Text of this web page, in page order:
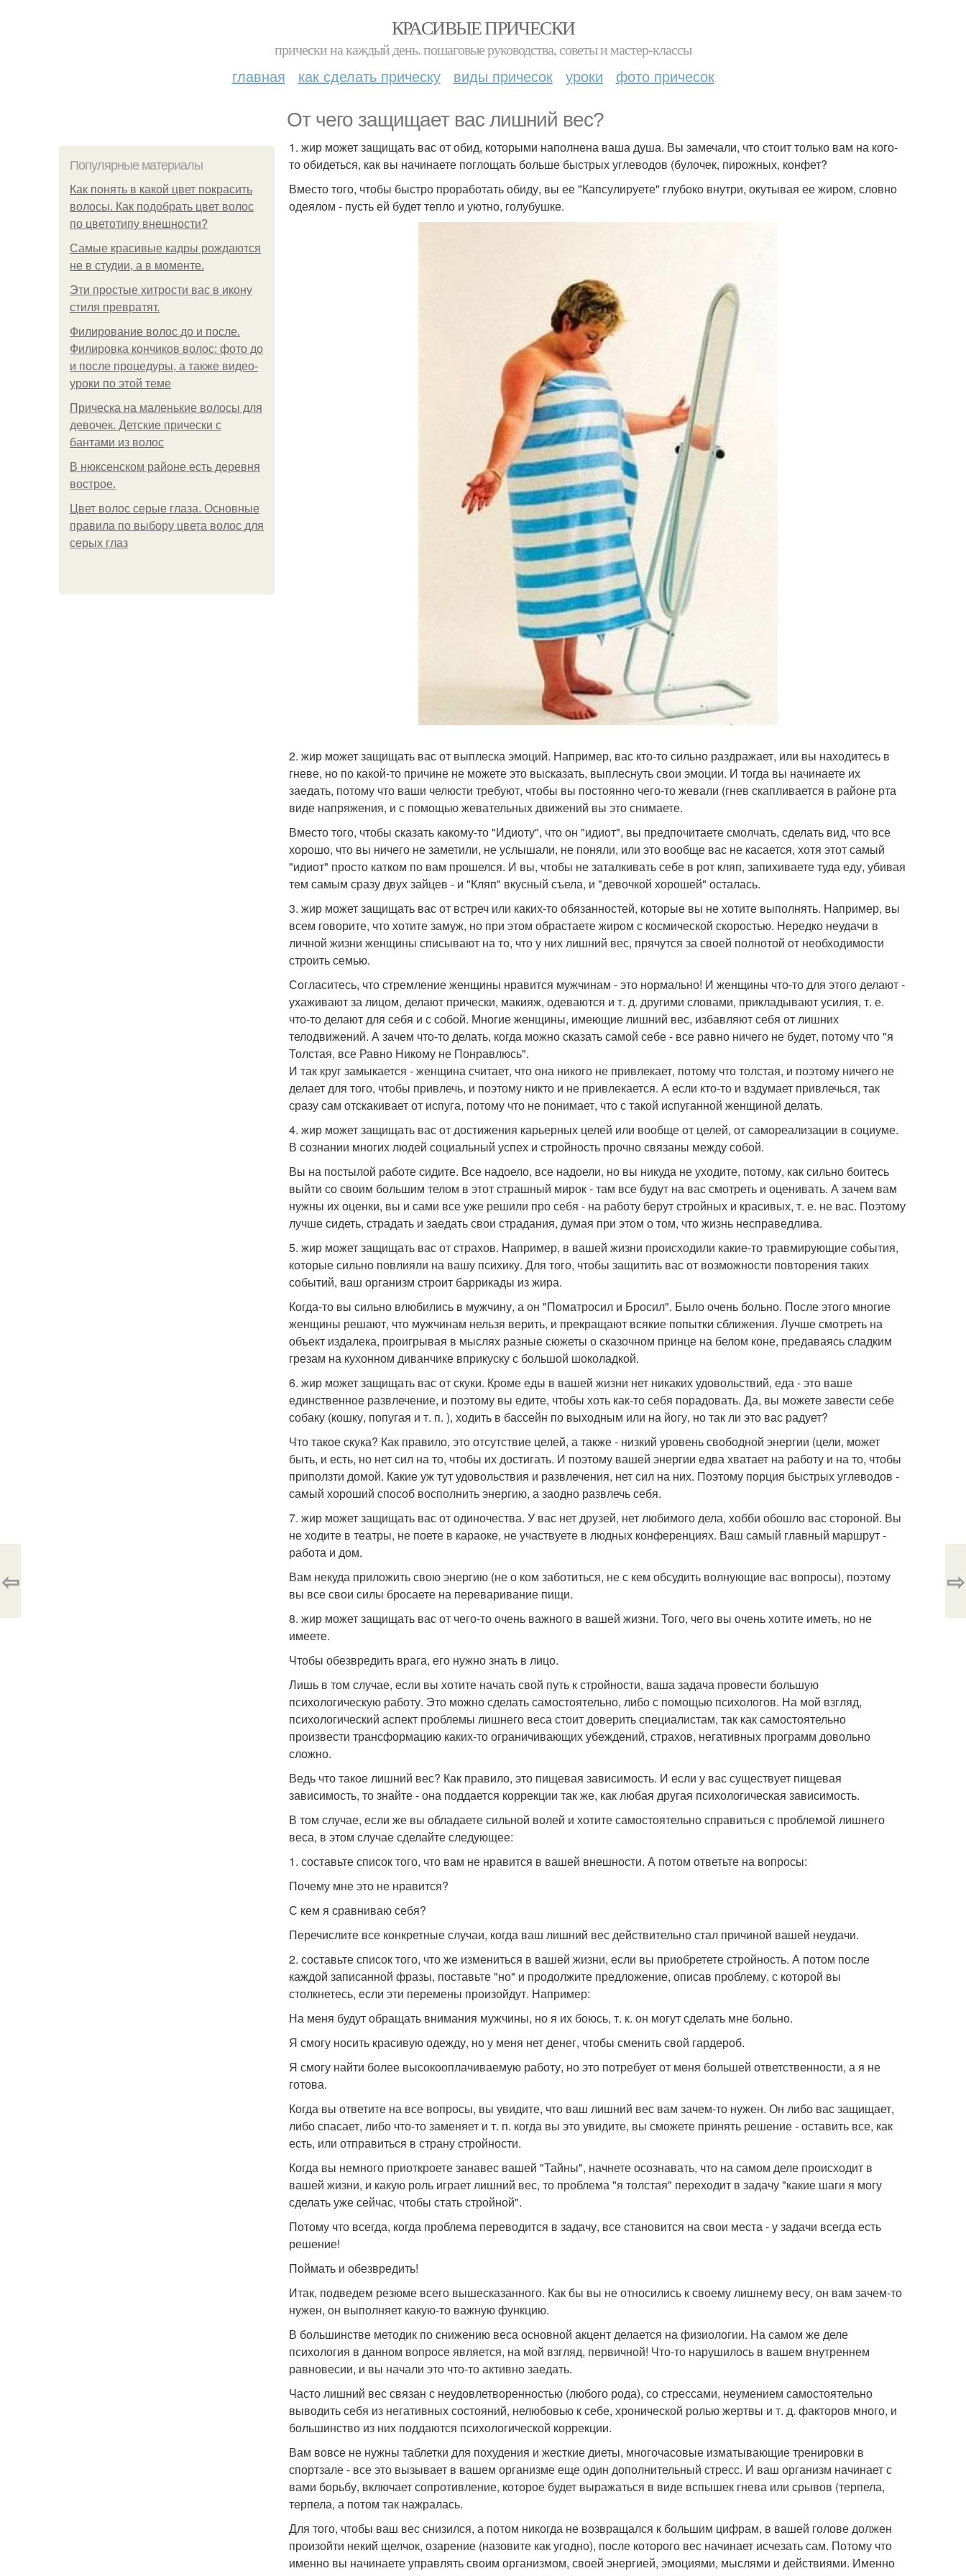
КРАСИВЫЕ ПРИЧЕСКИ
прически на каждый день. пошаговые руководства, советы и мастер-классы
главная как сделать прическу виды причесок уроки фото причесок
От чего защищает вас лишний вес?
Популярные материалы
Как понять в какой цвет покрасить
волосы. Как подобрать цвет волос
по цветотипу внешности?
Самые красивые кадры рождаются
не в студии, а в моменте.
Эти простые хитрости вас в икону
стиля превратят.
Филирование волос до и после.
Филировка кончиков волос: фото до
и после процедуры, а также видео-
уроки по этой теме
Прическа на маленькие волосы для
девочек. Детские прически с
бантами из волос
В нюксенском районе есть деревня
вострое.
Цвет волос серые глаза. Основные
правила по выбору цвета волос для
серых глаз
1. жир может защищать вас от обид, которыми наполнена ваша душа. Вы замечали, что стоит только вам на кого-
то обидеться, как вы начинаете поглощать больше быстрых углеводов (булочек, пирожных, конфет?
Вместо того, чтобы быстро проработать обиду, вы ее "Капсулируете" глубоко внутри, окутывая ее жиром, словно
одеялом - пусть ей будет тепло и уютно, голубушке.
2. жир может защищать вас от выплеска эмоций. Например, вас кто-то сильно раздражает, или вы находитесь в
гневе, но по какой-то причине не можете это высказать, выплеснуть свои эмоции. И тогда вы начинаете их
заедать, потому что ваши челюсти требуют, чтобы вы постоянно чего-то жевали (гнев скапливается в районе рта
виде напряжения, и с помощью жевательных движений вы это снимаете.
Вместо того, чтобы сказать какому-то "Идиоту", что он "идиот", вы предпочитаете смолчать, сделать вид, что все
хорошо, что вы ничего не заметили, не услышали, не поняли, или это вообще вас не касается, хотя этот самый
"идиот" просто катком по вам прошелся. И вы, чтобы не заталкивать себе в рот кляп, запихиваете туда еду, убивая
тем самым сразу двух зайцев - и "Кляп" вкусный съела, и "девочкой хорошей" осталась.
3. жир может защищать вас от встреч или каких-то обязанностей, которые вы не хотите выполнять. Например, вы
всем говорите, что хотите замуж, но при этом обрастаете жиром с космической скоростью. Нередко неудачи в
личной жизни женщины списывают на то, что у них лишний вес, прячутся за своей полнотой от необходимости
строить семью.
Согласитесь, что стремление женщины нравится мужчинам - это нормально! И женщины что-то для этого делают -
ухаживают за лицом, делают прически, макияж, одеваются и т. д. другими словами, прикладывают усилия, т. е.
что-то делают для себя и с собой. Многие женщины, имеющие лишний вес, избавляют себя от лишних
телодвижений. А зачем что-то делать, когда можно сказать самой себе - все равно ничего не будет, потому что "я
Толстая, все Равно Никому не Понравлюсь".
И так круг замыкается - женщина считает, что она никого не привлекает, потому что толстая, и поэтому ничего не
делает для того, чтобы привлечь, и поэтому никто и не привлекается. А если кто-то и вздумает привлечься, так
сразу сам отскакивает от испуга, потому что не понимает, что с такой испуганной женщиной делать.
4. жир может защищать вас от достижения карьерных целей или вообще от целей, от самореализации в социуме.
В сознании многих людей социальный успех и стройность прочно связаны между собой.
Вы на постылой работе сидите. Все надоело, все надоели, но вы никуда не уходите, потому, как сильно боитесь
выйти со своим большим телом в этот страшный мирок - там все будут на вас смотреть и оценивать. А зачем вам
нужны их оценки, вы и сами все уже решили про себя - на работу берут стройных и красивых, т. е. не вас. Поэтому
лучше сидеть, страдать и заедать свои страдания, думая при этом о том, что жизнь несправедлива.
5. жир может защищать вас от страхов. Например, в вашей жизни происходили какие-то травмирующие события,
которые сильно повлияли на вашу психику. Для того, чтобы защитить вас от возможности повторения таких
событий, ваш организм строит баррикады из жира.
Когда-то вы сильно влюбились в мужчину, а он "Поматросил и Бросил". Было очень больно. После этого многие
женщины решают, что мужчинам нельзя верить, и прекращают всякие попытки сближения. Лучше смотреть на
объект издалека, проигрывая в мыслях разные сюжеты о сказочном принце на белом коне, предаваясь сладким
грезам на кухонном диванчике вприкуску с большой шоколадкой.
6. жир может защищать вас от скуки. Кроме еды в вашей жизни нет никаких удовольствий, еда - это ваше
единственное развлечение, и поэтому вы едите, чтобы хоть как-то себя порадовать. Да, вы можете завести себе
собаку (кошку, попугая и т. п. ), ходить в бассейн по выходным или на йогу, но так ли это вас радует?
Что такое скука? Как правило, это отсутствие целей, а также - низкий уровень свободной энергии (цели, может
быть, и есть, но нет сил на то, чтобы их достигать. И поэтому вашей энергии едва хватает на работу и на то, чтобы
приползти домой. Какие уж тут удовольствия и развлечения, нет сил на них. Поэтому порция быстрых углеводов -
самый хороший способ восполнить энергию, а заодно развлечь себя.
7. жир может защищать вас от одиночества. У вас нет друзей, нет любимого дела, хобби обошло вас стороной. Вы
не ходите в театры, не поете в караоке, не участвуете в людных конференциях. Ваш самый главный маршрут -
работа и дом.
Вам некуда приложить свою энергию (не о ком заботиться, не с кем обсудить волнующие вас вопросы), поэтому
вы все свои силы бросаете на переваривание пищи.
8. жир может защищать вас от чего-то очень важного в вашей жизни. Того, чего вы очень хотите иметь, но не
имеете.
Чтобы обезвредить врага, его нужно знать в лицо.
Лишь в том случае, если вы хотите начать свой путь к стройности, ваша задача провести большую
психологическую работу. Это можно сделать самостоятельно, либо с помощью психологов. На мой взгляд,
психологический аспект проблемы лишнего веса стоит доверить специалистам, так как самостоятельно
произвести трансформацию каких-то ограничивающих убеждений, страхов, негативных программ довольно
сложно.
Ведь что такое лишний вес? Как правило, это пищевая зависимость. И если у вас существует пищевая
зависимость, то знайте - она поддается коррекции так же, как любая другая психологическая зависимость.
В том случае, если же вы обладаете сильной волей и хотите самостоятельно справиться с проблемой лишнего
веса, в этом случае сделайте следующее:
1. составьте список того, что вам не нравится в вашей внешности. А потом ответьте на вопросы:
Почему мне это не нравится?
С кем я сравниваю себя?
Перечислите все конкретные случаи, когда ваш лишний вес действительно стал причиной вашей неудачи.
2. составьте список того, что же измениться в вашей жизни, если вы приобретете стройность. А потом после
каждой записанной фразы, поставьте "но" и продолжите предложение, описав проблему, с которой вы
столкнетесь, если эти перемены произойдут. Например:
На меня будут обращать внимания мужчины, но я их боюсь, т. к. он могут сделать мне больно.
Я смогу носить красивую одежду, но у меня нет денег, чтобы сменить свой гардероб.
Я смогу найти более высокооплачиваемую работу, но это потребует от меня большей ответственности, а я не
готова.
Когда вы ответите на все вопросы, вы увидите, что ваш лишний вес вам зачем-то нужен. Он либо вас защищает,
либо спасает, либо что-то заменяет и т. п. когда вы это увидите, вы сможете принять решение - оставить все, как
есть, или отправиться в страну стройности.
Когда вы немного приоткроете занавес вашей "Тайны", начнете осознавать, что на самом деле происходит в
вашей жизни, и какую роль играет лишний вес, то проблема "я толстая" переходит в задачу "какие шаги я могу
сделать уже сейчас, чтобы стать стройной".
Потому что всегда, когда проблема переводится в задачу, все становится на свои места - у задачи всегда есть
решение!
Поймать и обезвредить!
Итак, подведем резюме всего вышесказанного. Как бы вы не относились к своему лишнему весу, он вам зачем-то
нужен, он выполняет какую-то важную функцию.
В большинстве методик по снижению веса основной акцент делается на физиологии. На самом же деле
психология в данном вопросе является, на мой взгляд, первичной! Что-то нарушилось в вашем внутреннем
равновесии, и вы начали это что-то активно заедать.
Часто лишний вес связан с неудовлетворенностью (любого рода), со стрессами, неумением самостоятельно
выводить себя из негативных состояний, нелюбовью к себе, хронической ролью жертвы и т. д. факторов много, и
большинство из них поддаются психологической коррекции.
Вам вовсе не нужны таблетки для похудения и жесткие диеты, многочасовые изматывающие тренировки в
спортзале - все это вызывает в вашем организме еще один дополнительный стресс. И ваш организм начинает с
вами борьбу, включает сопротивление, которое будет выражаться в виде вспышек гнева или срывов (терпела,
терпела, а потом так нажралась.
Для того, чтобы ваш вес снизился, а потом никогда не возвращался к большим цифрам, в вашей голове должен
произойти некий щелчок, озарение (назовите как угодно), после которого вес начинает исчезать сам. Потому что
именно вы начинаете управлять своим организмом, своей энергией, эмоциями, мыслями и действиями. Именно
⇦ ⇨